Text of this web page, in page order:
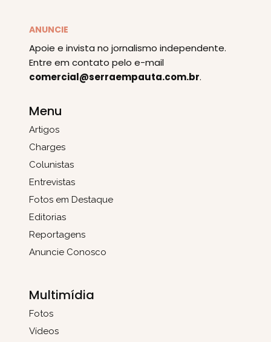
ANUNCIE
Apoie e invista no jornalismo independente.
Entre em contato pelo e-mail
comercial@serraempauta.com.br.
Menu
Artigos
Charges
Colunistas
Entrevistas
Fotos em Destaque
Editorias
Reportagens
Anuncie Conosco
Multimídia
Fotos
Vídeos